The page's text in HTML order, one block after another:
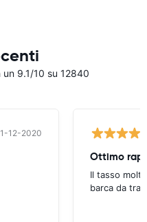
9.1/10 su 12840
12-2020
Ottimo
Il tasso
barca da